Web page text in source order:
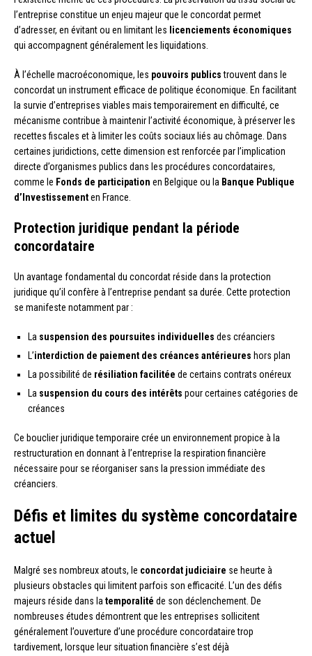
l’entreprise constitue un enjeu majeur que le concordat permet
d’adresser, en évitant ou en limitant les licenciements économiques
qui accompagnent généralement les liquidations.
À l’échelle macroéconomique, les pouvoirs publicstrouvent dans le
concordat un instrument efficace de politique économique. En facilitant
la survie d’entreprises viables mais temporairement en difficulté, ce
mécanisme contribue à maintenir l’activité économique, à préserver les
recettes fiscales et à limiter les coûts sociaux liés au chômage. Dans
certaines juridictions, cette dimension est renforcée par l’implication
directe d’organismes publics dans les procédures concordataires,
comme le Fonds de participation en Belgique ou la Banque Publique
d’Investissementen France.
Protection juridique pendant la période
concordataire
Un avantage fondamental du concordat réside dans la protection
juridique qu’il confère à l’entreprise pendant sa durée. Cette protection
se manifeste notamment par :
La suspension des poursuites individuelles des créanciers
L’interdiction de paiement des créances antérieures hors plan
La possibilité de résiliation facilitée de certains contrats onéreux
La suspension du cours des intérêts pour certaines catégories de
créances
Ce bouclier juridique temporaire crée un environnement propice à la
restructuration en donnant à l’entreprise la respiration financière
nécessaire pour se réorganiser sans la pression immédiate des
créanciers.
Défis et limites du système concordataire
actuel
Malgré ses nombreux atouts, le concordat judiciaire se heurte à
plusieurs obstacles qui limitent parfois son efficacité. L’un des défis
majeurs réside dans la temporalité de son déclenchement. De
nombreuses études démontrent que les entreprises sollicitent
généralement l’ouverture d’une procédure concordataire trop
tardivement, lorsque leur situation financière s’est déjà